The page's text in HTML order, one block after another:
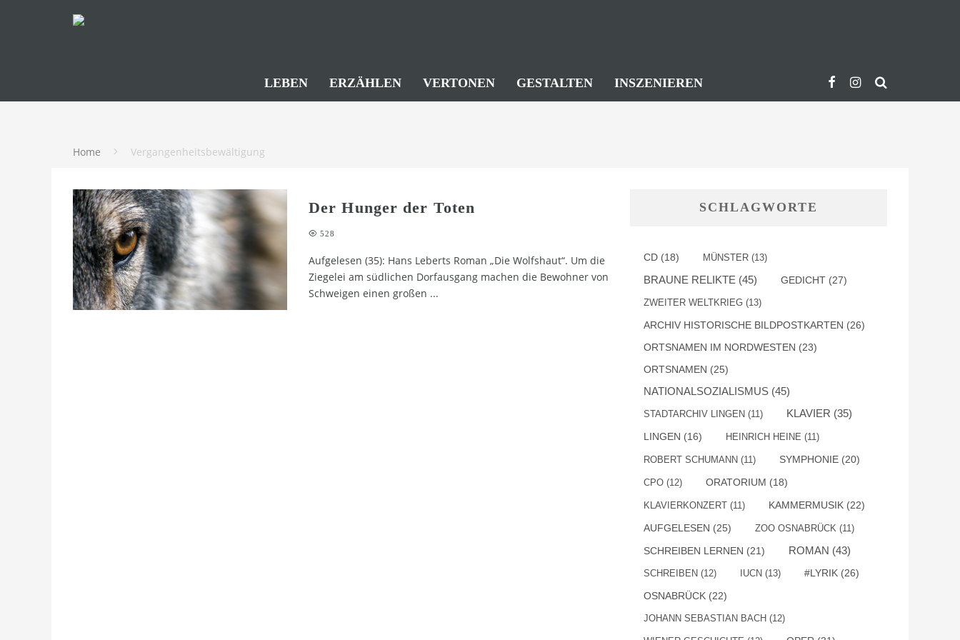
LEBEN ERZÄHLEN VERTONEN GESTALTEN INSZENIEREN
Home Vergangenheitsbewältigung
Der Hunger der Toten
528
Aufgelesen (35): Hans Leberts Roman „Die Wolfshaut“. Um die
Ziegelei am südlichen Dorfausgang machen die Bewohner von
Schweigen einen großen ...
SCHLAGWORTE
CD (18) MÜNSTER (13)
BRAUNE RELIKTE (45) GEDICHT (27)
ZWEITER WELTKRIEG (13)
ARCHIV HISTORISCHE BILDPOSTKARTEN (26)
ORTSNAMEN IM NORDWESTEN (23)
ORTSNAMEN (25)
NATIONALSOZIALISMUS (45)
STADTARCHIV LINGEN (11) KLAVIER (35)
LINGEN (16) HEINRICH HEINE (11)
ROBERT SCHUMANN (11) SYMPHONIE (20)
CPO (12) ORATORIUM (18)
KLAVIERKONZERT (11) KAMMERMUSIK (22)
AUFGELESEN (25) ZOO OSNABRÜCK (11)
SCHREIBEN LERNEN (21) ROMAN (43)
SCHREIBEN (12) IUCN (13) #LYRIK (26)
OSNABRÜCK (22)
JOHANN SEBASTIAN BACH (12)